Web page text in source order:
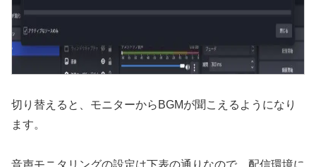
切り替えると、モニターからBGMが聞こえるようになり
ます。
音声モニタリングの設定は下表の通りなので、配信環境に